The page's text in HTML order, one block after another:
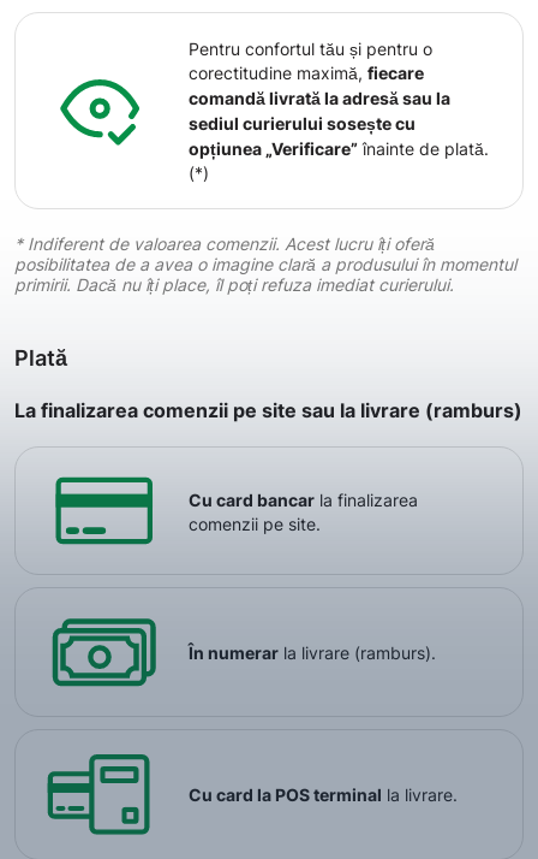
Pentru confortul tău și pentru o
corectitudine maximă, fiecare
comandă livrată la adresă sau la
sediul curierului sosește cu
opțiunea „Verificare”înainte de plată.
(*)
* Indiferent de valoarea comenzii. Acest lucru îți oferă
posibilitatea de a avea o imagine clară a produsului în momentul
primirii. Dacă nu îți place, îl poți refuza imediat curierului.
Plată
La finalizarea comenzii pe site sau la livrare (ramburs)
Cu card bancar la finalizarea
comenzii pe site.
În numerar la livrare (ramburs).
Cu card la POS terminal la livrare.